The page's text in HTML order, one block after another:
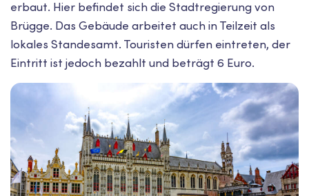
erbaut. Hier befindet sich die Stadtregierung von
Brügge. Das Gebäude arbeitet auch in Teilzeit als
lokales Standesamt. Touristen dürfen eintreten, der
Eintritt ist jedoch bezahlt und beträgt 6 Euro.